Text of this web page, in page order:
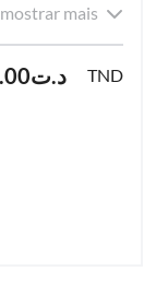
mostrar mais
‎د.ت16,256.00 TND